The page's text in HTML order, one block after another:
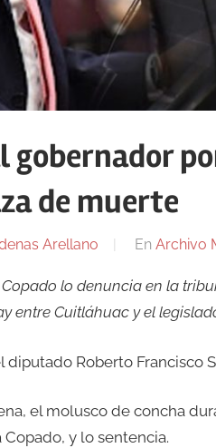
gobernador
de muerte
Arellano En Archivo
lo denuncia en la
entre Cuitláhuac y el
Roberto Francisco
el molusco de concha
y lo sentencia.